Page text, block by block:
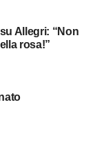
Allegri: “Non
rosa!”